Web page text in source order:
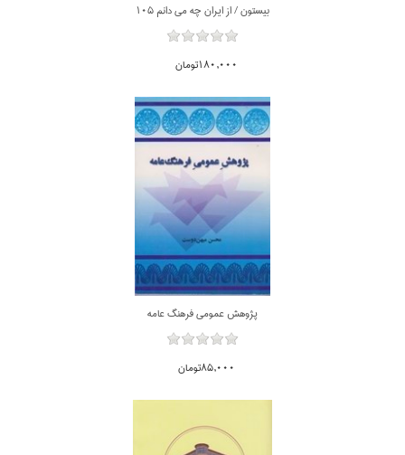
بيستون / از ايران چه مي دانم 105
180,000تومان
پژوهش عمومي فرهنگ عامه
85,000تومان